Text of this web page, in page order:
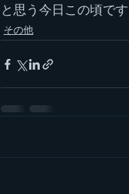
と思う今日この頃です
その他